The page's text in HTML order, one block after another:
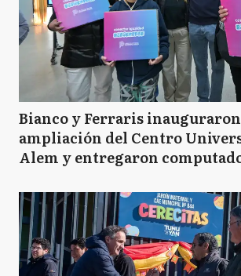
Bianco y Ferraris
ampliación del Centro
Alem y entregaron